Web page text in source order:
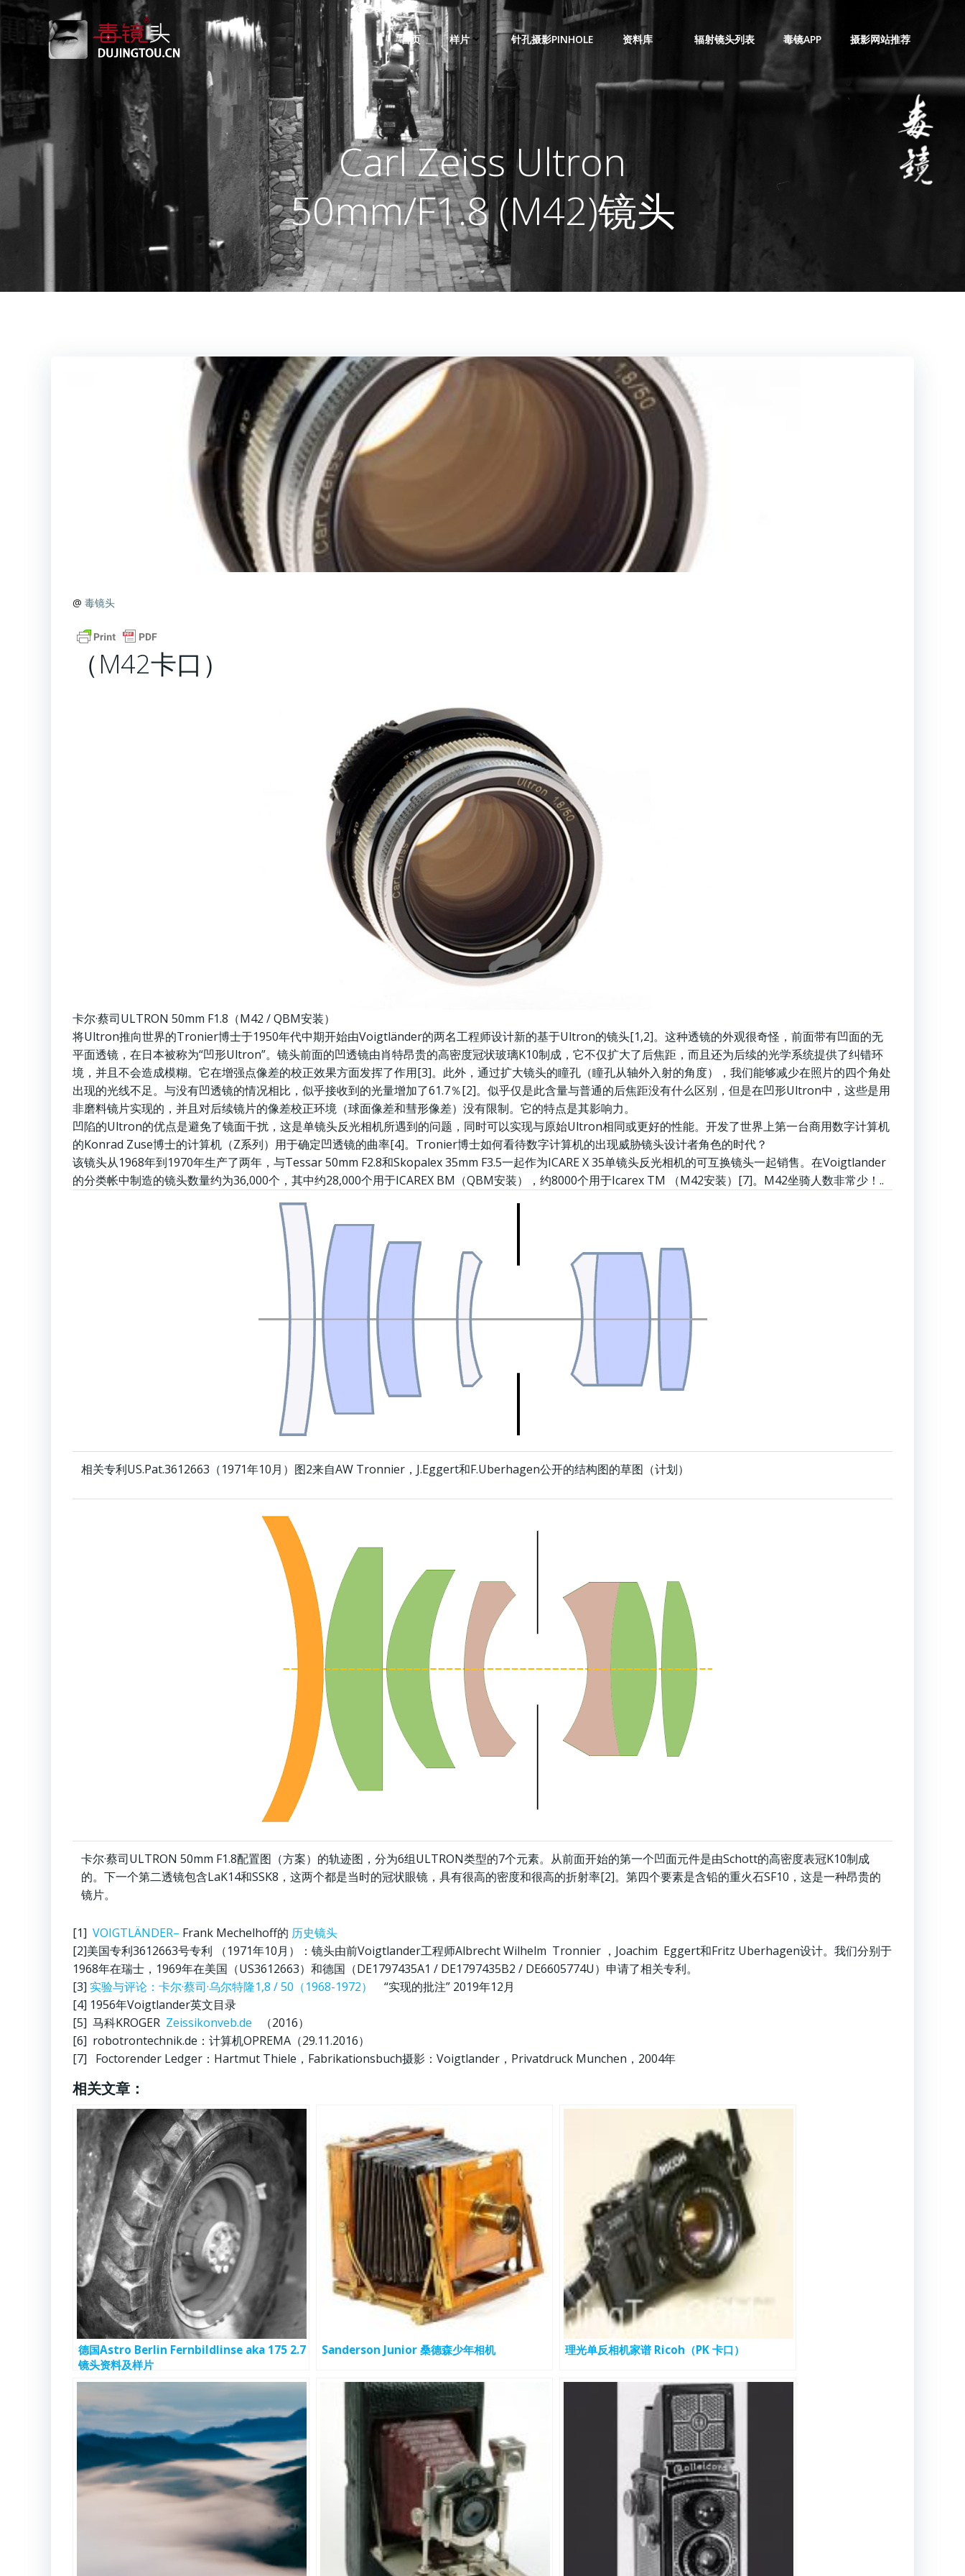
跳
到
首页 样片 针孔摄影PINHOLE 资料库 辐射镜头列表 毒镜APP 摄影网站推荐
Carl Zeiss Ultron
50mm/F1.8 (M42)镜头
@ 毒镜头
（M42卡口）
卡尔·蔡司ULTRON 50mm F1.8（M42 / QBM安装）
将Ultron推向世界的Tronier博士于1950年代中期开始由Voigtländer的两名工程师设计新的基于Ultron的镜头[1,2]。这种透镜的外观很奇怪，前面带有凹面的无
平面透镜，在日本被称为“凹形Ultron”。镜头前面的凹透镜由肖特昂贵的高密度冠状玻璃K10制成，它不仅扩大了后焦距，而且还为后续的光学系统提供了纠错环
境，并且不会造成模糊。它在增强点像差的校正效果方面发挥了作用[3]。此外，通过扩大镜头的瞳孔（瞳孔从轴外入射的角度），我们能够减少在照片的四个角处
出现的光线不足。与没有凹透镜的情况相比，似乎接收到的光量增加了61.7％[2]。似乎仅是此含量与普通的后焦距没有什么区别，但是在凹形Ultron中，这些是用
非磨料镜片实现的，并且对后续镜片的像差校正环境（球面像差和彗形像差）没有限制。它的特点是其影响力。
凹陷的Ultron的优点是避免了镜面干扰，这是单镜头反光相机所遇到的问题，同时可以实现与原始Ultron相同或更好的性能。开发了世界上第一台商用数字计算机
的Konrad Zuse博士的计算机（Z系列）用于确定凹透镜的曲率[4]。Tronier博士如何看待数字计算机的出现威胁镜头设计者角色的时代？
该镜头从1968年到1970年生产了两年，与Tessar 50mm F2.8和Skopalex 35mm F3.5一起作为ICARE X 35单镜头反光相机的可互换镜头一起销售。在Voigtlander
的分类帐中制造的镜头数量约为36,000个，其中约28,000个用于ICAREX BM（QBM安装），约8000个用于Icarex TM （M42安装）[7]。M42坐骑人数非常少！..
相关专利US.Pat.3612663（1971年10月）图2来自AW Tronnier，J.Eggert和F.Uberhagen公开的结构图的草图（计划）
卡尔·蔡司ULTRON 50mm F1.8配置图（方案）的轨迹图，分为6组ULTRON类型的7个元素。从前面开始的第一个凹面元件是由Schott的高密度表冠K10制成
的。下一个第二透镜包含LaK14和SSK8，这两个都是当时的冠状眼镜，具有很高的密度和很高的折射率[2]。第四个要素是含铅的重火石SF10，这是一种昂贵的
镜片。
[1] VOIGTLÄNDER– Frank Mechelhoff的 历史镜头
[2]美国专利3612663号专利 （1971年10月）：镜头由前Voigtlander工程师Albrecht Wilhelm Tronnier ，Joachim Eggert和Fritz Uberhagen设计。我们分别于
1968年在瑞士，1969年在美国（US3612663）和德国（DE1797435A1 / DE1797435B2 / DE6605774U）申请了相关专利。
[3] 实验与评论：卡尔·蔡司·乌尔特隆1,8 / 50（1968-1972）
“实现的批注” 2019年12月
[4] 1956年Voigtlander英文目录
[5] 马科KROGER Zeissikonveb.de
（2016）
[6] robotrontechnik.de：计算机OPREMA（29.11.2016）
[7] Foctorender Ledger：Hartmut Thiele，Fabrikationsbuch摄影：Voigtlander，Privatdruck Munchen，2004年
相关文章：
德国Astro Berlin Fernbildlinse aka 175 2.7
镜头资料及样片
Sanderson Junior 桑德森少年相机 理光单反相机家谱 Ricoh（PK 卡口）